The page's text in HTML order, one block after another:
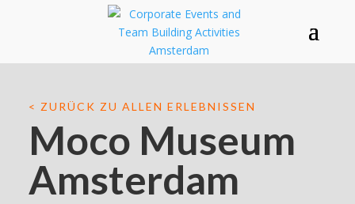
< ZURÜCK ZU ALLEN ERLEBNISSEN
Moco Museum
Amsterdam